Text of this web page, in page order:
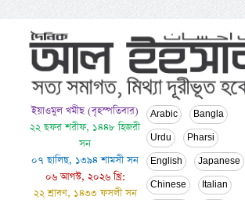
ইয়াওমুল খমীছ (বৃহস্পতিবার)
২২ ছফর শরীফ, ১৪৪৮ হিজরী
সন
০৭ ছালিছ, ১৩৯৪ শামসী সন
০৬ আগস্ট, ২০২৬ খ্রি:
২২ শ্রাবণ, ১৪৩৩ ফসলী সন
Arabic Bangla
Urdu Pharsi
English Japanese
Chinese Italian